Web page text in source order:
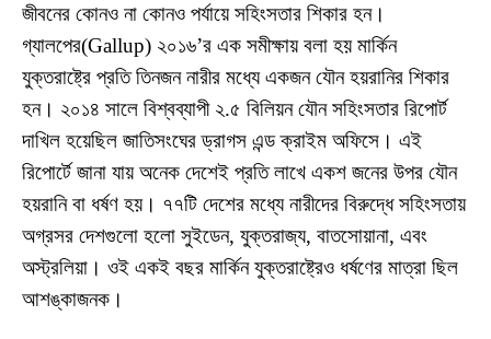
জীবনের কোনও না কোনও পর্যায়ে সহিংসতার শিকার হন।
গ্যালপের(Gallup) ২০১৬’র এক সমীক্ষায় বলা হয় মার্কিন
যুক্তরাষ্ট্রে প্রতি তিনজন নারীর মধ্যে একজন যৌন হয়রানির শিকার
হন। ২০১৪ সালে বিশ্বব্যাপী ২.৫ বিলিয়ন যৌন সহিংসতার রিপোর্ট
দাখিল হয়েছিল জাতিসংঘের ড্রাগস এন্ড ক্রাইম অফিসে। এই
রিপোর্টে জানা যায় অনেক দেশেই প্রতি লাখে একশ জনের উপর যৌন
হয়রানি বা ধর্ষণ হয়। ৭৭টি দেশের মধ্যে নারীদের বিরুদ্ধে সহিংসতায়
অগ্রসর দেশগুলো হলো সুইডেন, যুক্তরাজ্য, বাতসোয়ানা, এবং
অস্ট্রলিয়া। ওই একই বছর মার্কিন যুক্তরাষ্ট্রেও ধর্ষণের মাত্রা ছিল
আশঙ্কাজনক।